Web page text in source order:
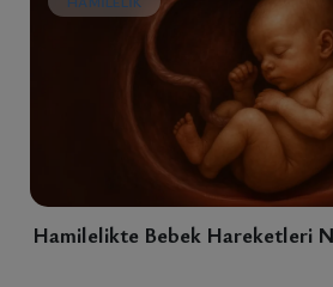
Hamilelikte Bebek Hareketleri